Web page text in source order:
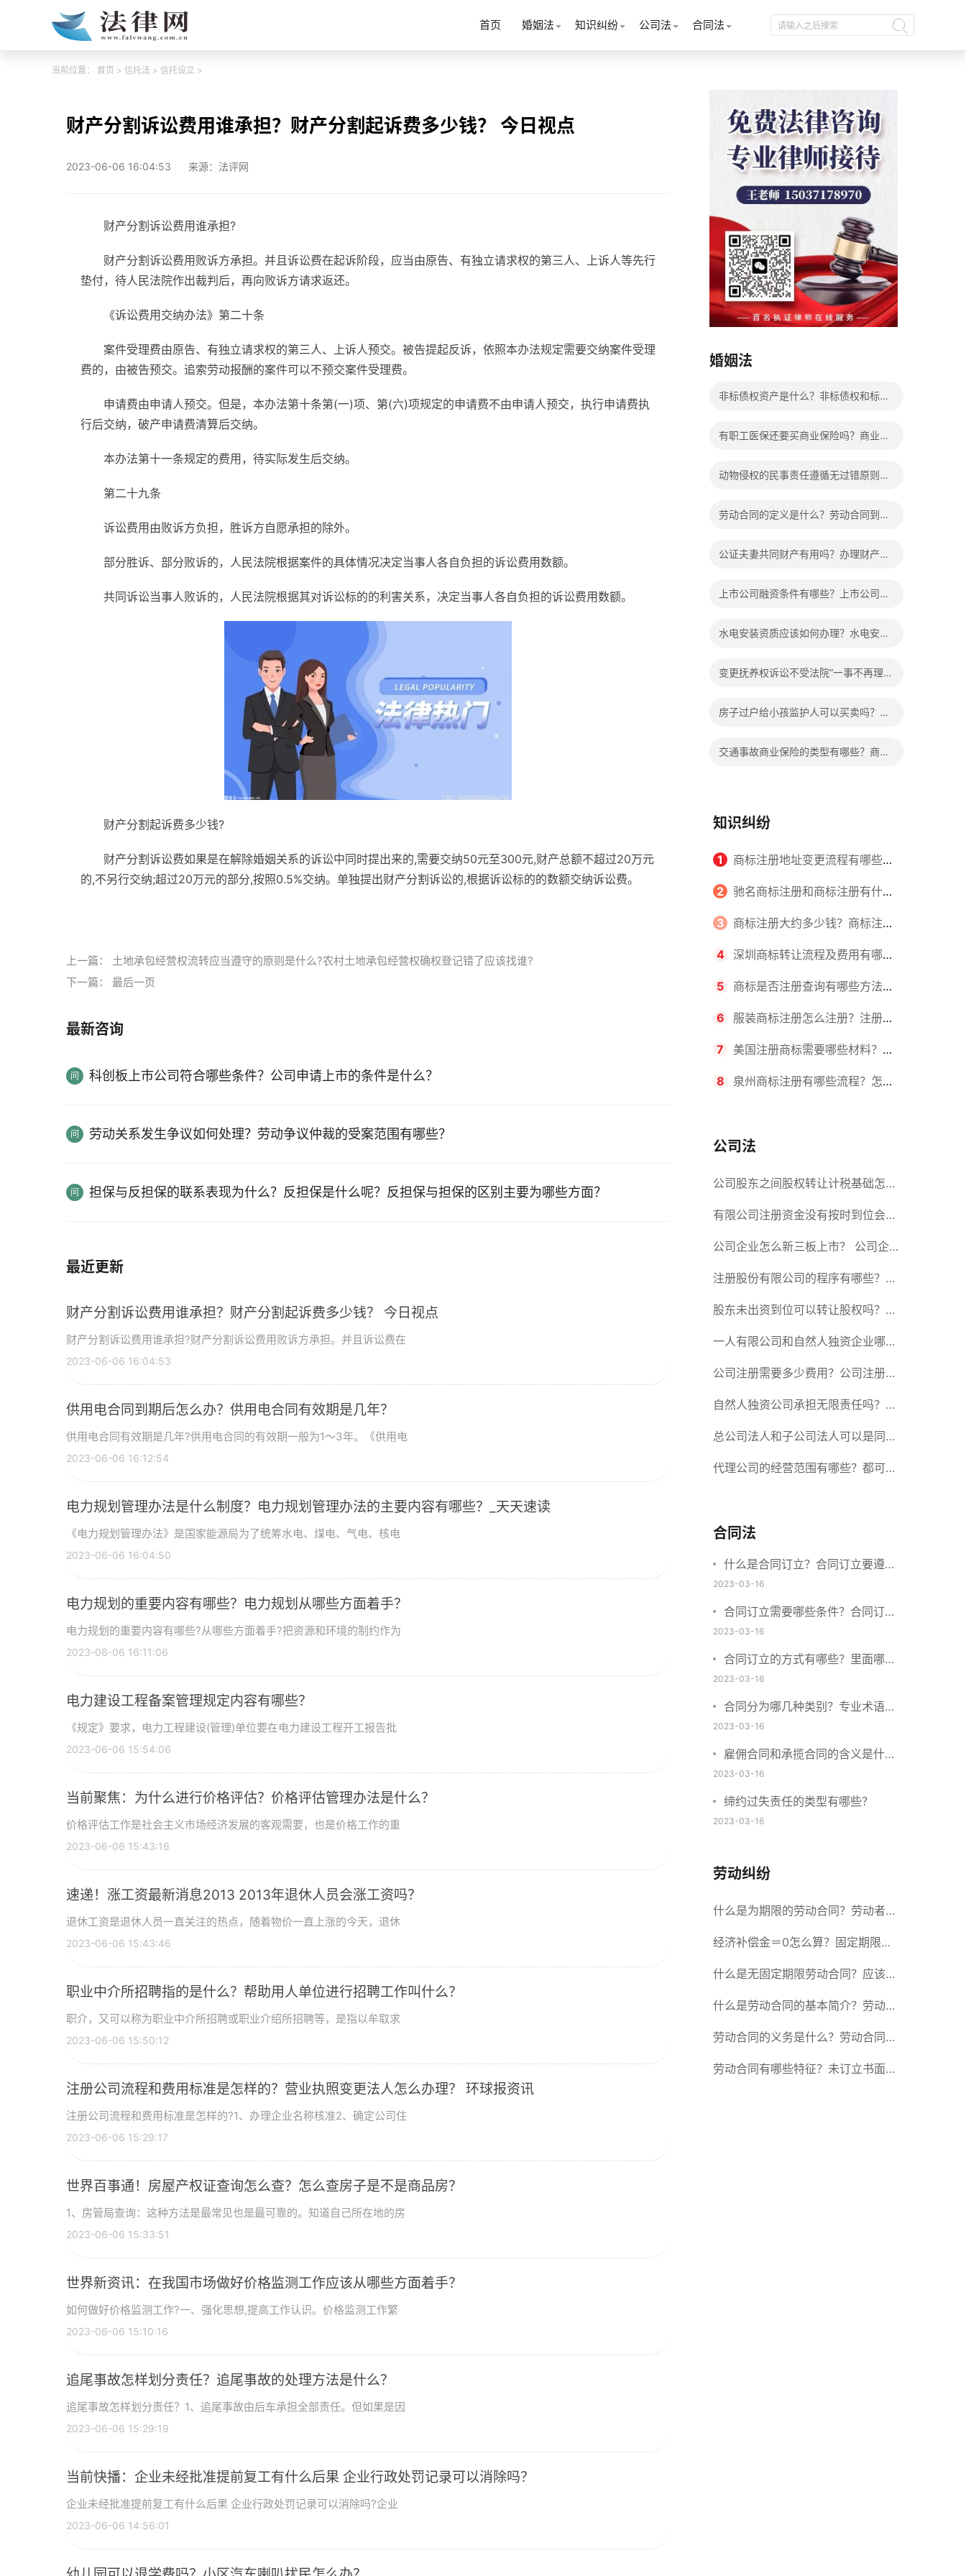
首页 婚姻法 知识纠纷 公司法 合同法
当前位置： 首页 > 信托法 > 信托设立 >
财产分割诉讼费用谁承担？财产分割起诉费多少钱？ 今日视点
2023-06-06 16:04:53 来源：法评网
财产分割诉讼费用谁承担?
财产分割诉讼费用败诉方承担。并且诉讼费在起诉阶段，应当由原告、有独立请求权的第三人、上诉人等先行
垫付，待人民法院作出裁判后，再向败诉方请求返还。
《诉讼费用交纳办法》第二十条
案件受理费由原告、有独立请求权的第三人、上诉人预交。被告提起反诉，依照本办法规定需要交纳案件受理
费的，由被告预交。追索劳动报酬的案件可以不预交案件受理费。
申请费由申请人预交。但是，本办法第十条第(一)项、第(六)项规定的申请费不由申请人预交，执行申请费执
行后交纳，破产申请费清算后交纳。
本办法第十一条规定的费用，待实际发生后交纳。
第二十九条
诉讼费用由败诉方负担，胜诉方自愿承担的除外。
部分胜诉、部分败诉的，人民法院根据案件的具体情况决定当事人各自负担的诉讼费用数额。
共同诉讼当事人败诉的，人民法院根据其对诉讼标的的利害关系，决定当事人各自负担的诉讼费用数额。
财产分割起诉费多少钱?
财产分割诉讼费如果是在解除婚姻关系的诉讼中同时提出来的,需要交纳50元至300元,财产总额不超过20万元
的,不另行交纳;超过20万元的部分,按照0.5%交纳。单独提出财产分割诉讼的,根据诉讼标的的数额交纳诉讼费。
上一篇： 土地承包经营权流转应当遵守的原则是什么?农村土地承包经营权确权登记错了应该找谁?
下一篇： 最后一页
最新咨询
科创板上市公司符合哪些条件？公司申请上市的条件是什么？
劳动关系发生争议如何处理？劳动争议仲裁的受案范围有哪些？
担保与反担保的联系表现为什么？反担保是什么呢？反担保与担保的区别主要为哪些方面？
最近更新
财产分割诉讼费用谁承担？财产分割起诉费多少钱？ 今日视点
财产分割诉讼费用谁承担?财产分割诉讼费用败诉方承担。并且诉讼费在
2023-06-06 16:04:53
供用电合同到期后怎么办？供用电合同有效期是几年？
供用电合同有效期是几年?供用电合同的有效期一般为1〜3年。《供用电
2023-06-06 16:12:54
电力规划管理办法是什么制度？电力规划管理办法的主要内容有哪些？_天天速读
《电力规划管理办法》是国家能源局为了统筹水电、煤电、气电、核电
2023-06-06 16:04:50
电力规划的重要内容有哪些？电力规划从哪些方面着手？
电力规划的重要内容有哪些?从哪些方面着手?把资源和环境的制约作为
2023-06-06 16:11:06
电力建设工程备案管理规定内容有哪些？
《规定》要求，电力工程建设(管理)单位要在电力建设工程开工报告批
2023-06-06 15:54:06
当前聚焦：为什么进行价格评估？价格评估管理办法是什么？
价格评估工作是社会主义市场经济发展的客观需要，也是价格工作的重
2023-06-06 15:43:16
速递！涨工资最新消息2013 2013年退休人员会涨工资吗？
退休工资是退休人员一直关注的热点，随着物价一直上涨的今天，退休
2023-06-06 15:43:46
职业中介所招聘指的是什么？帮助用人单位进行招聘工作叫什么？
职介，又可以称为职业中介所招聘或职业介绍所招聘等，是指以牟取求
2023-06-06 15:50:12
注册公司流程和费用标准是怎样的？营业执照变更法人怎么办理？ 环球报资讯
注册公司流程和费用标准是怎样的?1、办理企业名称核准2、确定公司住
2023-06-06 15:29:17
世界百事通！房屋产权证查询怎么查？怎么查房子是不是商品房？
1、房管局查询：这种方法是最常见也是最可靠的。知道自己所在地的房
2023-06-06 15:33:51
世界新资讯：在我国市场做好价格监测工作应该从哪些方面着手？
如何做好价格监测工作?一、强化思想,提高工作认识。价格监测工作繁
2023-06-06 15:10:16
追尾事故怎样划分责任？追尾事故的处理方法是什么？
追尾事故怎样划分责任？1、追尾事故由后车承担全部责任。但如果是因
2023-06-06 15:29:19
当前快播：企业未经批准提前复工有什么后果 企业行政处罚记录可以消除吗？
企业未经批准提前复工有什么后果 企业行政处罚记录可以消除吗?企业
2023-06-06 14:56:01
婚姻法
非标债权资产是什么？非标债权和标准
有职工医保还要买商业保险吗？商业保
动物侵权的民事责任遵循无过错原则
劳动合同的定义是什么？劳动合同到期
公证夫妻共同财产有用吗？办理财产公
上市公司融资条件有哪些？上市公司怎
水电安装资质应该如何办理？水电安装
变更抚养权诉讼不受法院“一事不再理”
房子过户给小孩监护人可以买卖吗？房
交通事故商业保险的类型有哪些？商业
知识纠纷
1 商标注册地址变更流程有哪些？
怎么提交申请书件？
2 驰名商标注册和商标注册有什么
区别？
3 商标注册大约多少钱？商标注册
查询的方式有哪些？
4 深圳商标转让流程及费用有哪些
要求？商标转让所需时间是多久？
5 商标是否注册查询有哪些方法？
有哪些步骤？
6 服装商标注册怎么注册？注册商
标流程有哪些？
7 美国注册商标需要哪些材料？美
国商标办理流程有哪些？
8 泉州商标注册有哪些流程？怎么
公司法
公司股东之间股权转让计税基础怎么
确认？公司股东之间的股权转让要符
合什么要件？
有限公司注册资金没有按时到位会怎
么样？股份有限公司设立的注册条件
公司企业怎么新三板上市？ 公司企
业新三板上市的流程
注册股份有限公司的程序有哪些？注
册股份有限公司需要提交哪些材料？
股东未出资到位可以转让股权吗？股
东未出资到位能否分红？
一人有限公司和自然人独资企业哪个
好？一人公司设立条件有哪些？
公司注册需要多少费用？公司注册需
要准备什么材料？
自然人独资公司承担无限责任吗？有
限责任公司与有限责任公司的区别
总公司法人和子公司法人可以是同一
个人吗？总公司更名分公司需要更改
代理公司的经营范围有哪些？都可以
合同法
什么是合同订立？合同订立要遵守
什么原则？订立方式有哪些？
2023-03-16
合同订立需要哪些条件？合同订立
与合同成立有什么不同？
2023-03-16
合同订立的方式有哪些？里面哪些
内容、细节条款需要载明？
2023-03-16
合同分为哪几种类别？专业术语分
别是什么？
2023-03-16
雇佣合同和承揽合同的含义是什
么？怎么区分雇佣合同和承揽合
同？
2023-03-16
缔约过失责任的类型有哪些？
2023-03-16
劳动纠纷
什么是为期限的劳动合同？劳动者解
除合同的15种情形
经济补偿金＝0怎么算？固定期限劳
动合同又称什么？
什么是无固定期限劳动合同？应该怎
么解除或终止劳动合同？
什么是劳动合同的基本简介？劳动合
同的形式
劳动合同的义务是什么？劳动合同应
具备哪些条款？
劳动合同有哪些特征？未订立书面劳